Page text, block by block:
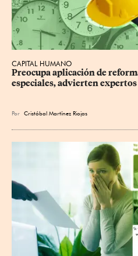
CAPITAL HUMANO
Preocupa aplicación de
especiales, advierten expertos
Por Cristóbal Martínez Riojas